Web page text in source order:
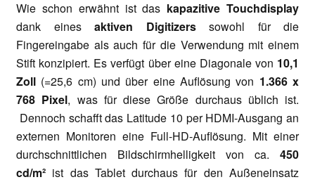
Wie schon erwähnt ist das kapazitive Touchdisplay
dank eines aktiven Digitizerssowohl für die
Fingereingabe als auch für die Verwendung mit einem
Stift konzipiert. Es verfügt über eine Diagonale von 10,1
Zoll (=25,6 cm) und über eine Auflösung von 1.366 x
768 Pixel, was für diese Größe durchaus üblich ist.
Dennoch schafft das Latitude 10 per HDMI-Ausgang an
externen Monitoren eine Full-HD-Auflösung. Mit einer
durchschnittlichen Bildschirmhelligkeit von ca. 450
cd/m² ist das Tablet durchaus für den Außeneinsatz